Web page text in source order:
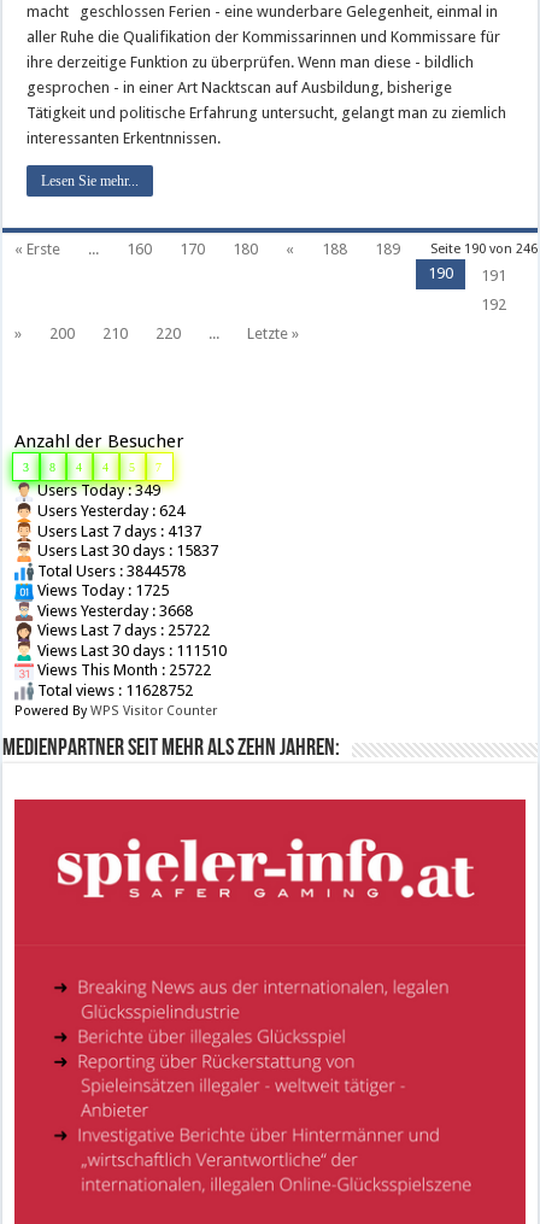
macht geschlossen Ferien - eine wunderbare Gelegenheit, einmal in
aller Ruhe die Qualifikation der Kommissarinnen und Kommissare für
ihre derzeitige Funktion zu überprüfen. Wenn man diese - bildlich
gesprochen - in einer Art Nacktscan auf Ausbildung, bisherige
Tätigkeit und politische Erfahrung untersucht, gelangt man zu ziemlich
interessanten Erkentnnissen.
Lesen Sie mehr...
Seite 190 von 246
« Erste ... 160 170 180 « 188
189
190
191
192
»
200 210 220 ... Letzte »
Anzahl der Besucher
3 8 4 4 5 7
Users Today : 349
Users Yesterday : 624
Users Last 7 days : 4137
Users Last 30 days : 15837
Total Users : 3844578
Views Today : 1725
Views Yesterday : 3668
Views Last 7 days : 25722
Views Last 30 days : 111510
Views This Month : 25722
Total views : 11628752
Powered ByWPS Visitor Counter
Medienpartner seit mehr als zehn Jahren: